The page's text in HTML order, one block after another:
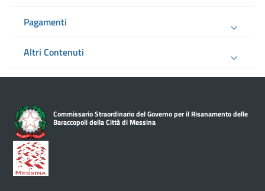
Pagamenti
Altri Contenuti
Commissario Straordinario del Governo per il Risanamento delle
Baraccopoli della Città di Messina